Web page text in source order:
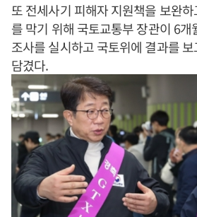
또 전세사기 피해자 지원책을 보완
를 막기 위해 국토교통부 장관이 6개
조사를 실시하고 국토위에 결과를
담겼다.